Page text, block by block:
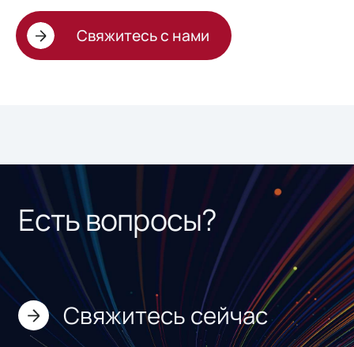
Свяжитесь с нами
Есть вопросы?
Свяжитесь сейчас